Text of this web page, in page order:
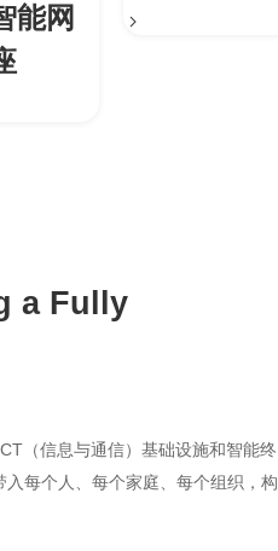
能网
a Fully
（信息与通信）基础设施和智能终
每个人、每个家庭、每个组织，构